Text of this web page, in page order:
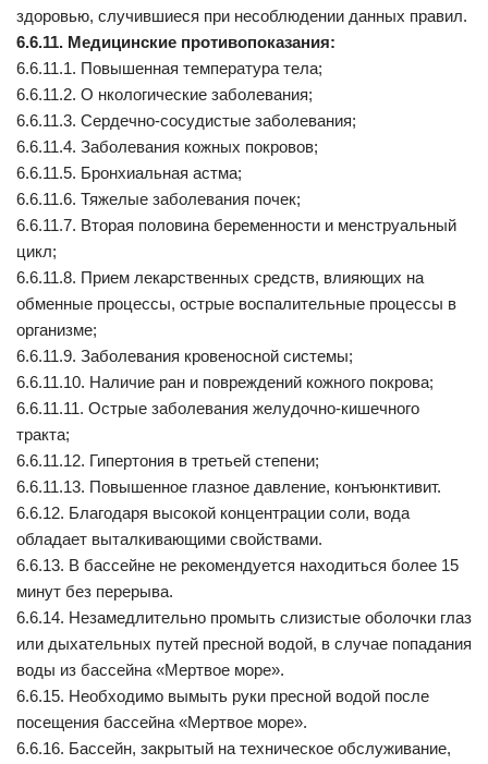
здоровью, случившиеся при несоблюдении данных правил.
6.6.11. Медицинские противопоказания:
6.6.11.1. Повышенная температура тела;
6.6.11.2. О нкологические заболевания;
6.6.11.3. Сердечно-сосудистые заболевания;
6.6.11.4. Заболевания кожных покровов;
6.6.11.5. Бронхиальная астма;
6.6.11.6. Тяжелые заболевания почек;
6.6.11.7. Вторая половина беременности и менструальный
цикл;
6.6.11.8. Прием лекарственных средств, влияющих на
обменные процессы, острые воспалительные процессы в
организме;
6.6.11.9. Заболевания кровеносной системы;
6.6.11.10. Наличие ран и повреждений кожного покрова;
6.6.11.11. Острые заболевания желудочно-кишечного
тракта;
6.6.11.12. Гипертония в третьей степени;
6.6.11.13. Повышенное глазное давление, конъюнктивит.
6.6.12. Благодаря высокой концентрации соли, вода
обладает выталкивающими свойствами.
6.6.13. В бассейне не рекомендуется находиться более 15
минут без перерыва.
6.6.14. Незамедлительно промыть слизистые оболочки глаз
или дыхательных путей пресной водой, в случае попадания
воды из бассейна «Мертвое море».
6.6.15. Необходимо вымыть руки пресной водой после
посещения бассейна «Мертвое море».
6.6.16. Бассейн, закрытый на техническое обслуживание,